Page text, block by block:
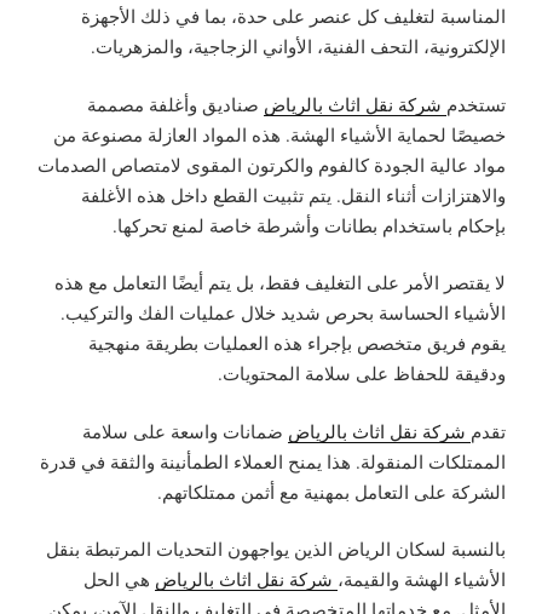
المناسبة لتغليف كل عنصر على حدة، بما في ذلك الأجهزة
الإلكترونية، التحف الفنية، الأواني الزجاجية، والمزهريات.
تستخدم شركة نقل اثاث بالرياض صناديق وأغلفة مصممة
خصيصًا لحماية الأشياء الهشة. هذه المواد العازلة مصنوعة من
مواد عالية الجودة كالفوم والكرتون المقوى لامتصاص الصدمات
والاهتزازات أثناء النقل. يتم تثبيت القطع داخل هذه الأغلفة
بإحكام باستخدام بطانات وأشرطة خاصة لمنع تحركها.
لا يقتصر الأمر على التغليف فقط، بل يتم أيضًا التعامل مع هذه
الأشياء الحساسة بحرص شديد خلال عمليات الفك والتركيب.
يقوم فريق متخصص بإجراء هذه العمليات بطريقة منهجية
ودقيقة للحفاظ على سلامة المحتويات.
تقدم شركة نقل اثاث بالرياض ضمانات واسعة على سلامة
الممتلكات المنقولة. هذا يمنح العملاء الطمأنينة والثقة في قدرة
الشركة على التعامل بمهنية مع أثمن ممتلكاتهم.
بالنسبة لسكان الرياض الذين يواجهون التحديات المرتبطة بنقل
الأشياء الهشة والقيمة، شركة نقل اثاث بالرياض هي الحل